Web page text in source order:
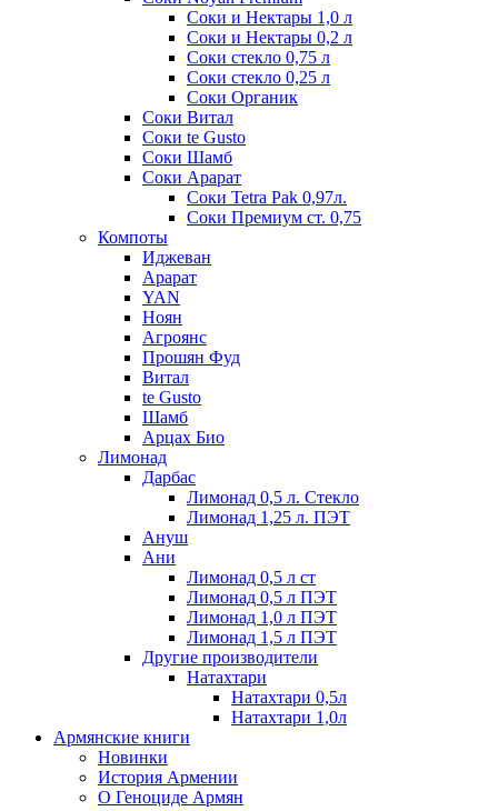
Соки и Нектары 1,0 л
Соки и Нектары 0,2 л
Соки стекло 0,75 л
Соки стекло 0,25 л
Соки Органик
Соки Витал
Соки te Gusto
Соки Шамб
Соки Арарат
Соки Tetra Pak 0,97л.
Соки Премиум ст. 0,75
Компоты
Иджеван
Арарат
YAN
Ноян
Агроянс
Прошян Фуд
Витал
te Gusto
Шамб
Арцах Био
Лимонад
Дарбас
Лимонад 0,5 л. Стекло
Лимонад 1,25 л. ПЭТ
Ануш
Ани
Лимонад 0,5 л ст
Лимонад 0,5 л ПЭТ
Лимонад 1,0 л ПЭТ
Лимонад 1,5 л ПЭТ
Другие производители
Натахтари
Натахтари 0,5л
Натахтари 1,0л
Армянские книги
Новинки
История Армении
О Геноциде Армян